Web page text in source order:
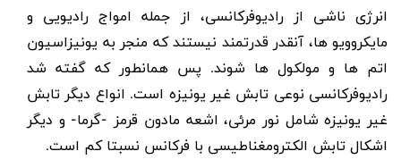
انرژی ناشی از رادیوفرکانسی، از جمله امواج رادیویی و
مایکروویو ها، آنقدر قدرتمند نیستند که منجر به یونیزاسیون
اتم ها و مولکول ها شوند. پس همانطور که گفته شد
رادیوفرکانسی نوعی تابش غیر یونیزه است. انواع دیگر تابش
غیر یونیزه شامل نور مرئی، اشعه مادون قرمز -گرما- و دیگر
اشکال تابش الکترومغناطیسی با فرکانس نسبتا کم است.